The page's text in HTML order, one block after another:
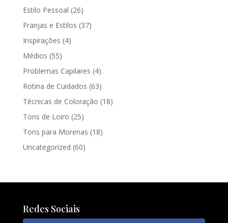
Estilo Pessoal (26)
Franjas e Estilos (37)
Inspirações (4)
Médios (55)
Problemas Capilares (4)
Rotina de Cuidados (63)
Técnicas de Coloração (18)
Tons de Loiro (25)
Tons para Morenas (18)
Uncategorized (60)
Redes Sociais